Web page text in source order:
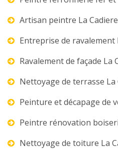
Artisan peintre La
Entreprise de ravalement
Ravalement de façade La
Nettoyage de terrasse La
Peinture et décapage de
Peintre rénovation
Nettoyage de toiture La